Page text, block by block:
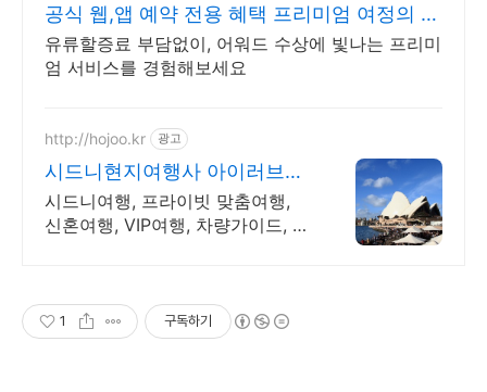
공식 웹,앱 예약 전용 혜택 프리미엄 여정의 시
작
유류할증료 부담없이, 어워드 수상에 빛나는 프리미
엄 서비스를 경험해보세요
http://hojoo.kr 광고
시드니현지여행사 아이러브호
주 시드니여행 고객맞춤여행
전문
시드니여행, 프라이빗 맞춤여행,
신혼여행, VIP여행, 차량가이드, 시
1 구독하기